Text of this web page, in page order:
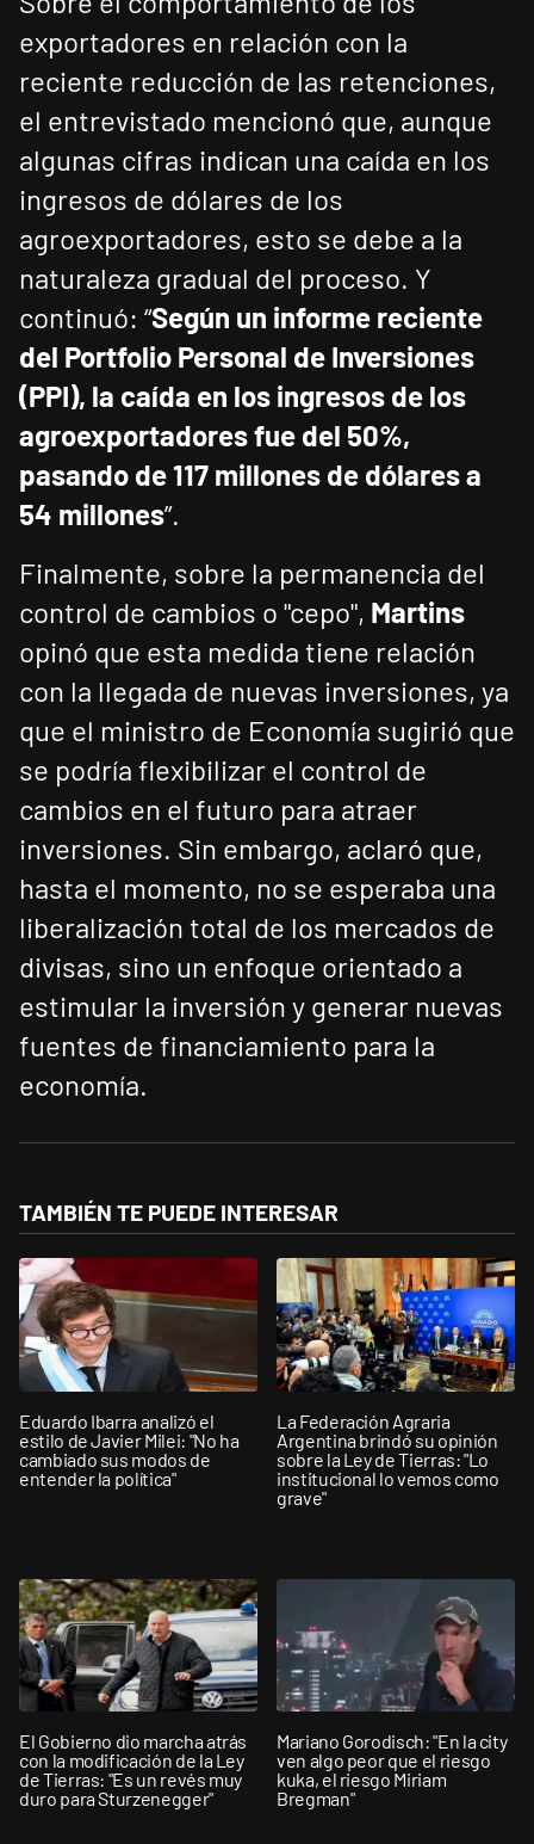
exportadores en relación con la
reciente reducción de las retenciones,
el entrevistado mencionó que, aunque
algunas cifras indican una caída en los
ingresos de dólares de los
agroexportadores, esto se debe a la
naturaleza gradual del proceso. Y
continuó: “Según un informe reciente
del Portfolio Personal de Inversiones
(PPI), la caída en los ingresos de los
agroexportadores fue del 50%,
pasando de 117 millones de dólares a
54 millones”.
Finalmente, sobre la permanencia del
control de cambios o "cepo", Martins
opinó que esta medida tiene relación
con la llegada de nuevas inversiones, ya
que el ministro de Economía sugirió que
se podría flexibilizar el control de
cambios en el futuro para atraer
inversiones. Sin embargo, aclaró que,
hasta el momento, no se esperaba una
liberalización total de los mercados de
divisas, sino un enfoque orientado a
estimular la inversión y generar nuevas
fuentes de financiamiento para la
economía.
TAMBIÉN TE PUEDE INTERESAR
Eduardo Ibarra analizó el
estilo de Javier Milei: "No ha
cambiado sus modos de
entender la política"
La Federación Agraria
Argentina brindó su opinión
sobre la Ley de Tierras: "Lo
institucional lo vemos como
grave"
El Gobierno dio marcha atrás
con la modificación de la Ley
de Tierras: "Es un revés muy
duro para Sturzenegger"
Mariano Gorodisch: "En la city
ven algo peor que el riesgo
kuka, el riesgo Miriam
Bregman"